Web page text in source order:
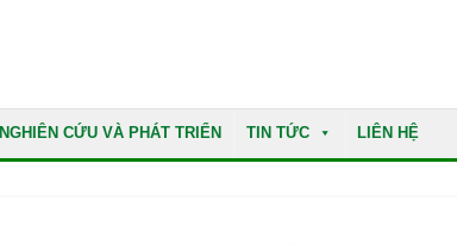
NGHIÊN CỨU VÀ PHÁT TRIỂN TIN TỨC LIÊN HỆ